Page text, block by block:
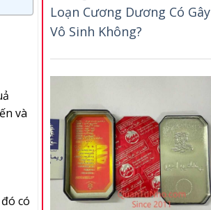
và
có
Loạn Cương Dương Có Gây
Vô Sinh Không?